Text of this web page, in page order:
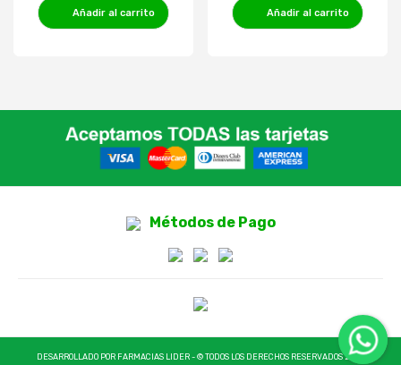
Añadir al carrito Añadir al carrito
Métodos de Pago
DESARROLLADO POR FARMACIAS LIDER - © TODOS LOS DERECHOS RESERVADOS 2025